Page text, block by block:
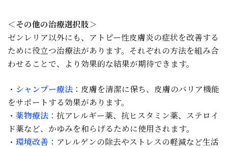
＜その他の治療選択肢＞
ゼンレリア以外にも、アトピー性皮膚炎の症状を改善する
ために役立つ治療法があります。それぞれの方法を組み合
わせることで、より効果的な結果が期待できます。
・ シャンプー療法 ：皮膚を清潔に保ち、皮膚のバリア機能
をサポートする効果があります。
・ 薬物療法 ：抗アレルギー薬、抗ヒスタミン薬、ステロイ
ド薬など、かゆみを和らげるために使用されます。
・ 環境改善 ：アレルゲンの除去やストレスの軽減など生活